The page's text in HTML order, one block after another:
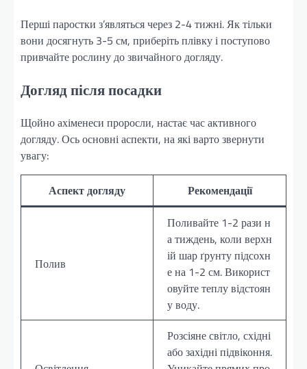
Перші паростки з’являться через 2-4 тижні. Як тільки
вони досягнуть 3-5 см, приберіть плівку і поступово
привчайте рослину до звичайного догляду.
Догляд після посадки
Щойно ахіменеси проросли, настає час активного
догляду. Ось основні аспекти, на які варто звернути
увагу:
Аспект догляду Рекомендації
Полив
Поливайте 1-2 рази н
а тиждень, коли верхн
ій шар ґрунту підсохн
е на 1-2 см. Використ
овуйте теплу відстоян
у воду.
Розсіяне світло, східні
або західні підвіконня.